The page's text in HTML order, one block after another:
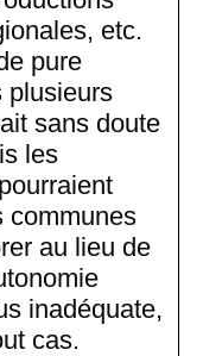
etc.
pure
plusieurs
sans doute
les
communes
au lieu de
inadéquate,
cas.